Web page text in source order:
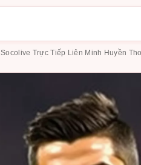
›Socolive Trực Tiếp Liên Minh Huyền